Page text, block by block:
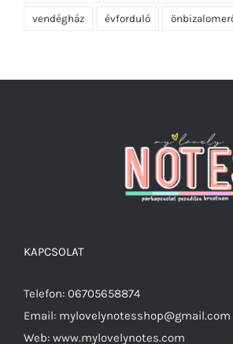
vendégház évforduló
KAPCSOLAT
Telefon: 06705658874
Email: mylovelynotesshop@gmail.com
Web: www.mylovelynotes.com